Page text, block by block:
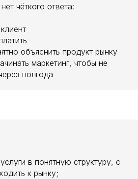
чёткого ответа:
объяснить продукт рынку
маркетинг, чтобы не
полгода
в понятную структуру, с
к рынку;